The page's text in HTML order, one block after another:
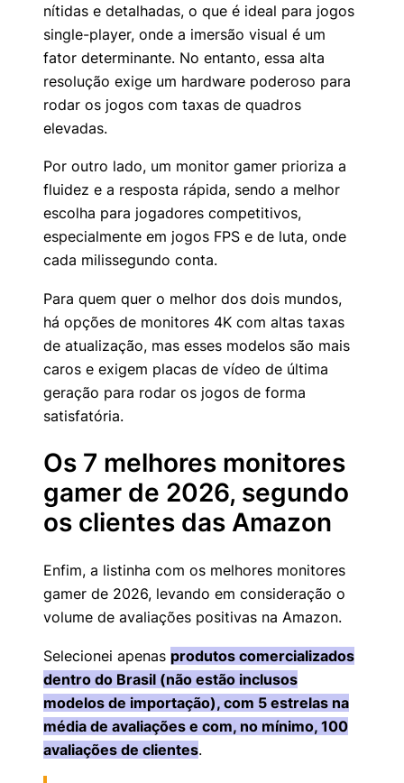
nítidas e detalhadas, o que é ideal para jogos
single-player, onde a imersão visual é um
fator determinante. No entanto, essa alta
resolução exige um hardware poderoso para
rodar os jogos com taxas de quadros
elevadas.
Por outro lado, um monitor gamer prioriza a
fluidez e a resposta rápida, sendo a melhor
escolha para jogadores competitivos,
especialmente em jogos FPS e de luta, onde
cada milissegundo conta.
Para quem quer o melhor dos dois mundos,
há opções de monitores 4K com altas taxas
de atualização, mas esses modelos são mais
caros e exigem placas de vídeo de última
geração para rodar os jogos de forma
satisfatória.
Os 7 melhores monitores
gamer de 2026, segundo
os clientes das Amazon
Enfim, a listinha com os melhores monitores
gamer de 2026, levando em consideração o
volume de avaliações positivas na Amazon.
Selecionei apenas produtos comercializados
dentro do Brasil (não estão inclusos
modelos de importação), com 5 estrelas na
média de avaliações e com, no mínimo, 100
avaliações de clientes.